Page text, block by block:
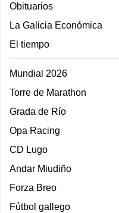
Obituarios
La Galicia Económica
El tiempo
Mundial 2026
Torre de Marathon
Grada de Río
Opa Racing
CD Lugo
Andar Miudiño
Forza Breo
Fútbol gallego